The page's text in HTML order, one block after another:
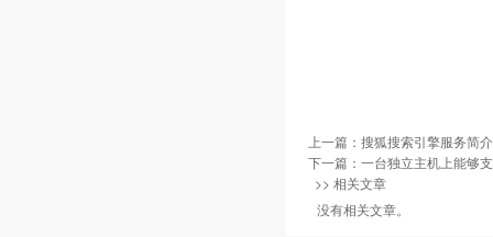
上一篇： 搜狐搜索引擎服务简介
下一篇： 一台独立主机上能够
>> 相关文章
没有相关文章。